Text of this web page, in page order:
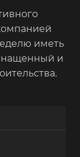
иметь
и